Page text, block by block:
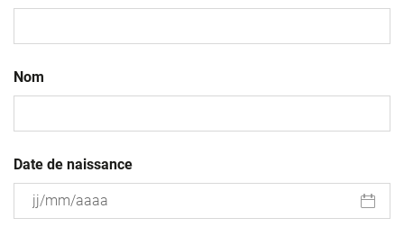
Nom
Date de naissance